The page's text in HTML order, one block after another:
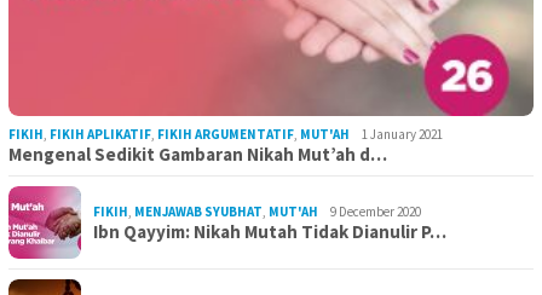
FIKIH, FIKIH APLIKATIF, FIKIH ARGUMENTATIF, MUT'AH 1 January 2021
Mengenal Sedikit Gambaran Nikah Mut’ah d…
FIKIH, MENJAWAB SYUBHAT, MUT'AH 9 December 2020
Ibn Qayyim: Nikah Mutah Tidak Dianulir P…